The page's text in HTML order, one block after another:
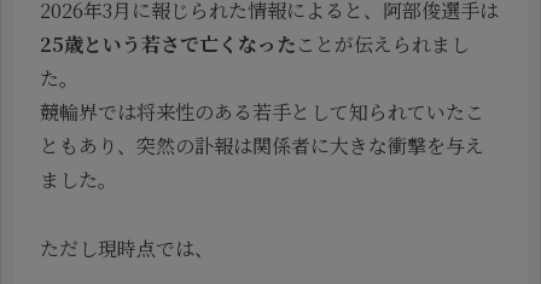
2026年3月に報じられた情報によると、阿部俊選手は
25歳という若さで亡くなったことが伝えられまし
た。
競輪界では将来性のある若手として知られていたこ
ともあり、突然の訃報は関係者に大きな衝撃を与え
ました。
ただし現時点では、